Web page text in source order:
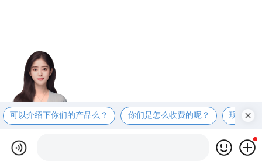
可以介绍下你们的产品么？ 你们是怎么收费的呢？ 现在有